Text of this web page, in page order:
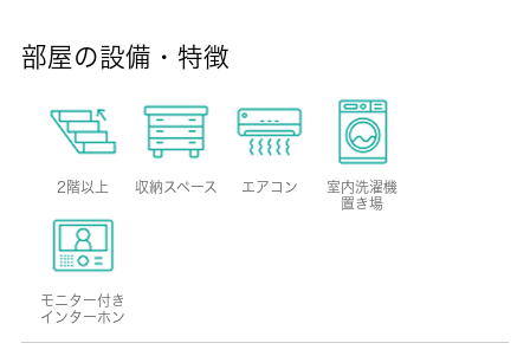
部屋の設備・特徴
2階以上 収納スペース エアコン
室内洗濯機
置き場
モニター付き
インターホン